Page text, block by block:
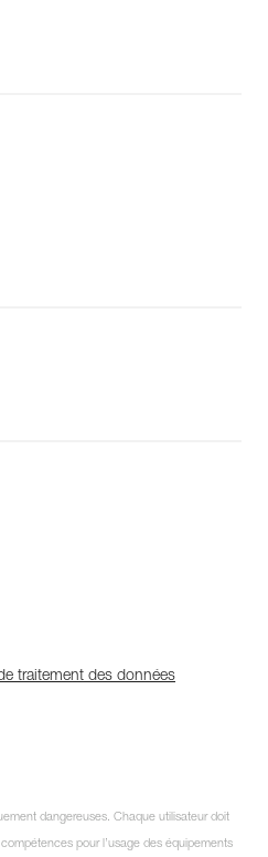
traitement des données
dangereuses. Chaque utilisateur doit
pour l’usage des équipements